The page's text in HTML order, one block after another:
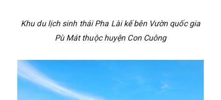
Khu du lịch sinh thái Pha Lài kế bên Vườn quốc gia
Pù Mát thuộc huyện Con Cuông